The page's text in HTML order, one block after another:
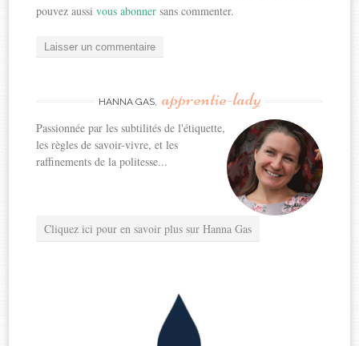
pouvez aussivous abonner sans commenter.
HANNA GAS, apprentie-lady
Passionnée par les subtilités de l'étiquette,
les règles de savoir-vivre, et les
raffinements de la politesse...
Cliquez ici pour en savoir plus sur Hanna Gas